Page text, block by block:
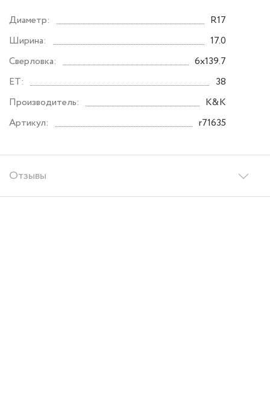
Отзывы
Диаметр:
R17
Ширина:
17.0
Сверловка:
6x139.7
ET:
38
Производитель:
K&K
Артикул:
r71635